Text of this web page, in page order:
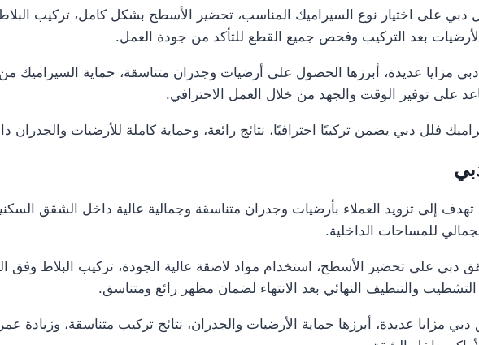
على اختيار نوع السيراميك المناسب، تحضير الأسطح بشكل كامل، تركيب
بعد التركيب وفحص جميع القطع للتأكد من جودة العمل.
مزايا عديدة، أبرزها الحصول على أرضيات وجدران متناسقة، حماية السيراميك من
على توفير الوقت والجهد من خلال العمل الاحترافي.
فلل دبي يضمن تركيبًا احترافيًا، نتائج رائعة، وحماية كاملة للأرضيات والجدران
إلى تزويد العملاء بأرضيات وجدران متناسقة وجمالية عالية داخل الشقق
للمساحات الداخلية.
على تحضير الأسطح، استخدام مواد لاصقة عالية الجودة، تركيب البلاط وفق
والتنظيف النهائي بعد الانتهاء لضمان مظهر رائع ومتناسق.
مزايا عديدة، أبرزها حماية الأرضيات والجدران، نتائج تركيب متناسقة، وزيادة